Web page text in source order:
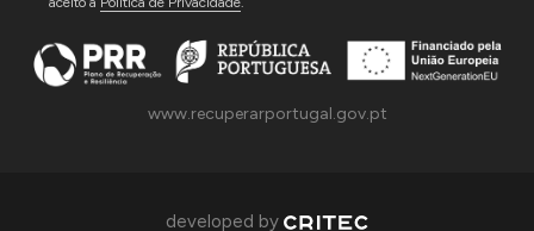
www.recuperarportugal.gov.pt
developed by